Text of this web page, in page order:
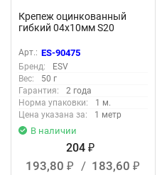
Крепеж оцинкованный
гибкий 04x10мм S20
Арт.: ES-90475
Бренд:
ESV
Вес:
50 г
Гарантия:
2 года
Норма упаковки:
1 м.
Цена указана за:
1 метр
В наличии
204 ₽
193,80 ₽ / 183,60 ₽